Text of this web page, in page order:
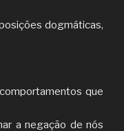
dogmáticas,
que
a negação de nós